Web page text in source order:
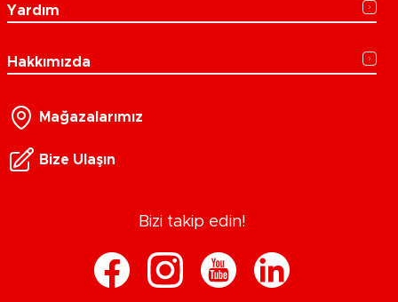
Yardım
Hakkımızda
Mağazalarımız
Bize Ulaşın
Bizi takip edin!